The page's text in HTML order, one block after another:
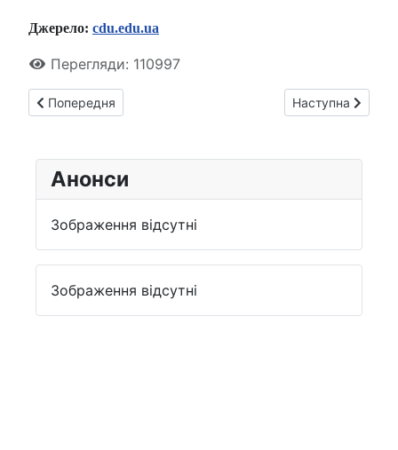
Джерело: cdu.edu.ua
Перегляди: 110997
Попередня стаття: Патріарх історико-аграрної науки
Попередня Наступна
Наступна
Анонси
Зображення відсутні
Зображення відсутні